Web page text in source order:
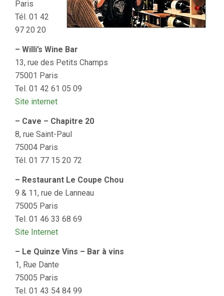
Paris
Tél. 01 42
97 20 20
– Willi’s Wine Bar
13, rue des Petits Champs
75001 Paris
Tel. 01 42 61 05 09
Site internet
– Cave – Chapitre 20
8, rue Saint-Paul
75004 Paris
Tél. 01 77 15 20 72
– Restaurant Le Coupe Chou
9 & 11, rue de Lanneau
75005 Paris
Tel. 01 46 33 68 69
Site Internet
– Le Quinze Vins – Bar à vins
1, Rue Dante
75005 Paris
Tel. 01 43 54 84 99